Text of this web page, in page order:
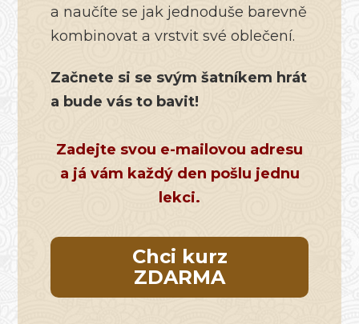
a naučíte se jak jednoduše barevně
kombinovat a vrstvit své oblečení.
Začnete si se svým šatníkem hrát
a bude vás to bavit!
Zadejte svou e-mailovou adresu
a já vám každý den pošlu jednu
lekci.
Chci kurz
ZDARMA